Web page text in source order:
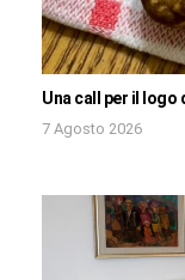
Una call per il logo
7 Agosto 2026